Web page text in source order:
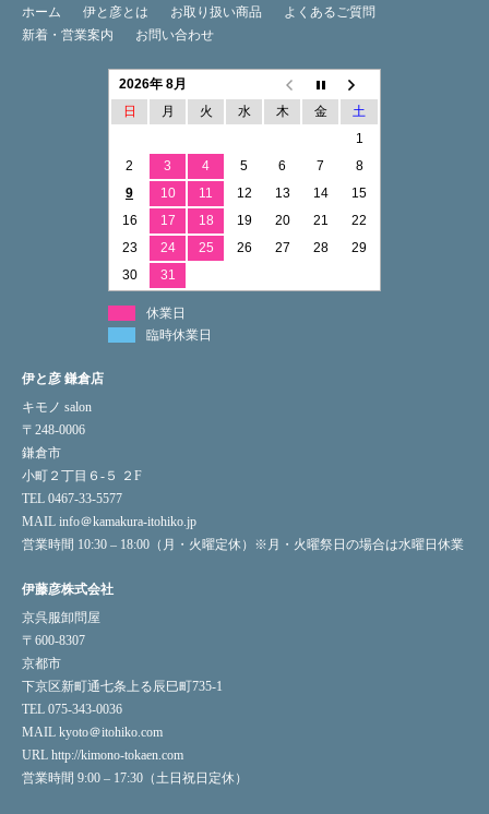
ホーム 伊と彦とは お取り扱い商品
よくあるご質問
新着・営業案内
お問い合わせ
2026年 8月
日
月 火 水 木 金
土
1
2
3 4 5 6 7
8
9
10 11 12 13 14
15
16
17 18 19 20 21
22
23
24 25 26 27 28
29
30
31
休業日
臨時休業日
伊と彦 鎌倉店
キモノ salon
〒248-0006
鎌倉市
小町２丁目６-５ ２F
TEL 0467-33-5577
MAIL info＠kamakura-itohiko.jp
営業時間 10:30 – 18:00（月・火曜定休）※月・火曜祭日の場合は水曜日休業
伊藤彦株式会社
京呉服卸問屋
〒600-8307
京都市
下京区新町通七条上る辰巳町735-1
TEL 075-343-0036
MAIL kyoto＠itohiko.com
URL http://kimono-tokaen.com
営業時間 9:00 – 17:30（土日祝日定休）